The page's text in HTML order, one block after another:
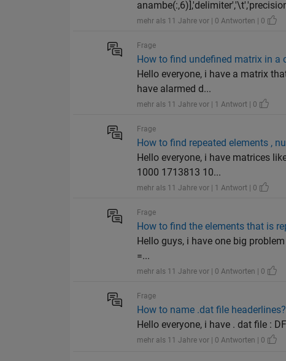
mehr als 11 Jahre vor | 0 Antworten | 0
Frage
How to find undefined matrix in a
Hello everyone, i have a matrix
have alarmed d...
mehr als 11 Jahre vor | 1 Antwort | 0
Frage
How to find repeated elements ,
Hello everyone, i have matrices
1000 1713813 10...
mehr als 11 Jahre vor | 1 Antwort | 0
Frage
How to find the elements that is
Hello guys, i have one big
=...
mehr als 11 Jahre vor | 0 Antworten | 0
Frage
How to name .dat file
Hello everyone, i have . dat file :
mehr als 11 Jahre vor | 0 Antworten | 0